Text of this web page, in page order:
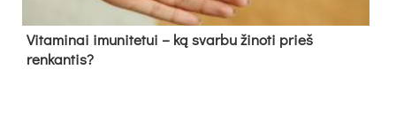
Vitaminai imunitetui – ką svarbu žinoti prieš
renkantis?